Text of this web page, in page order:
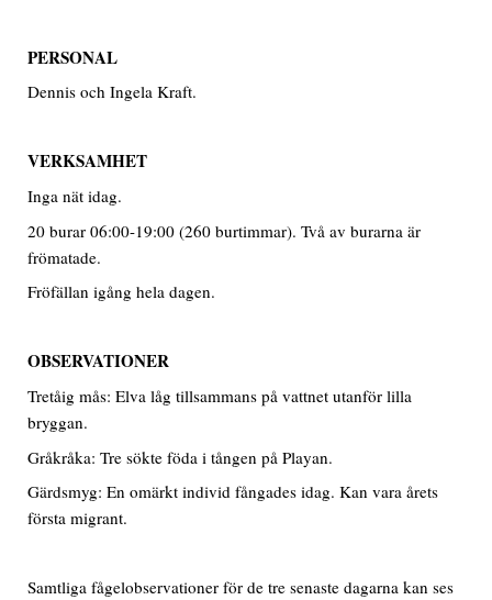
PERSONAL
Dennis och Ingela Kraft.
VERKSAMHET
Inga nät idag.
20 burar 06:00-19:00 (260 burtimmar). Två av burarna är
frömatade.
Fröfällan igång hela dagen.
OBSERVATIONER
Tretåig mås: Elva låg tillsammans på vattnet utanför lilla
bryggan.
Gråkråka: Tre sökte föda i tången på Playan.
Gärdsmyg: En omärkt individ fångades idag. Kan vara årets
första migrant.
Samtliga fågelobservationer för de tre senaste dagarna kan ses